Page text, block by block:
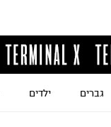
גברים ילדים